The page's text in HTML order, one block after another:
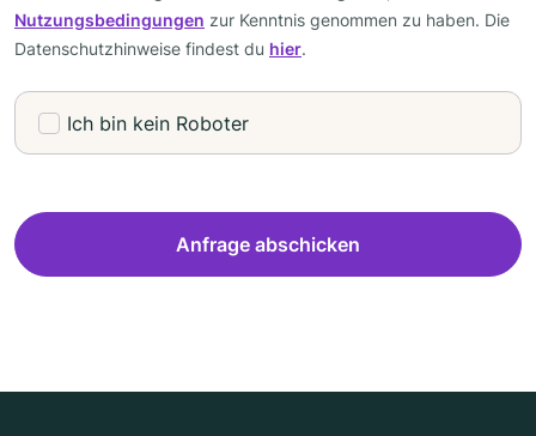
Nutzungsbedingungen zur Kenntnis genommen zu haben. Die
Datenschutzhinweise findest du hier.
Ich bin kein Roboter
Anfrage abschicken